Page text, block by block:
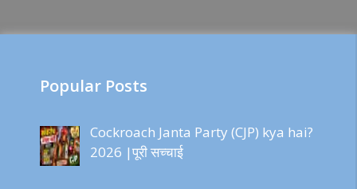
Popular Posts
Cockroach Janta Party (CJP) kya hai?
2026 |पूरी सच्चाई